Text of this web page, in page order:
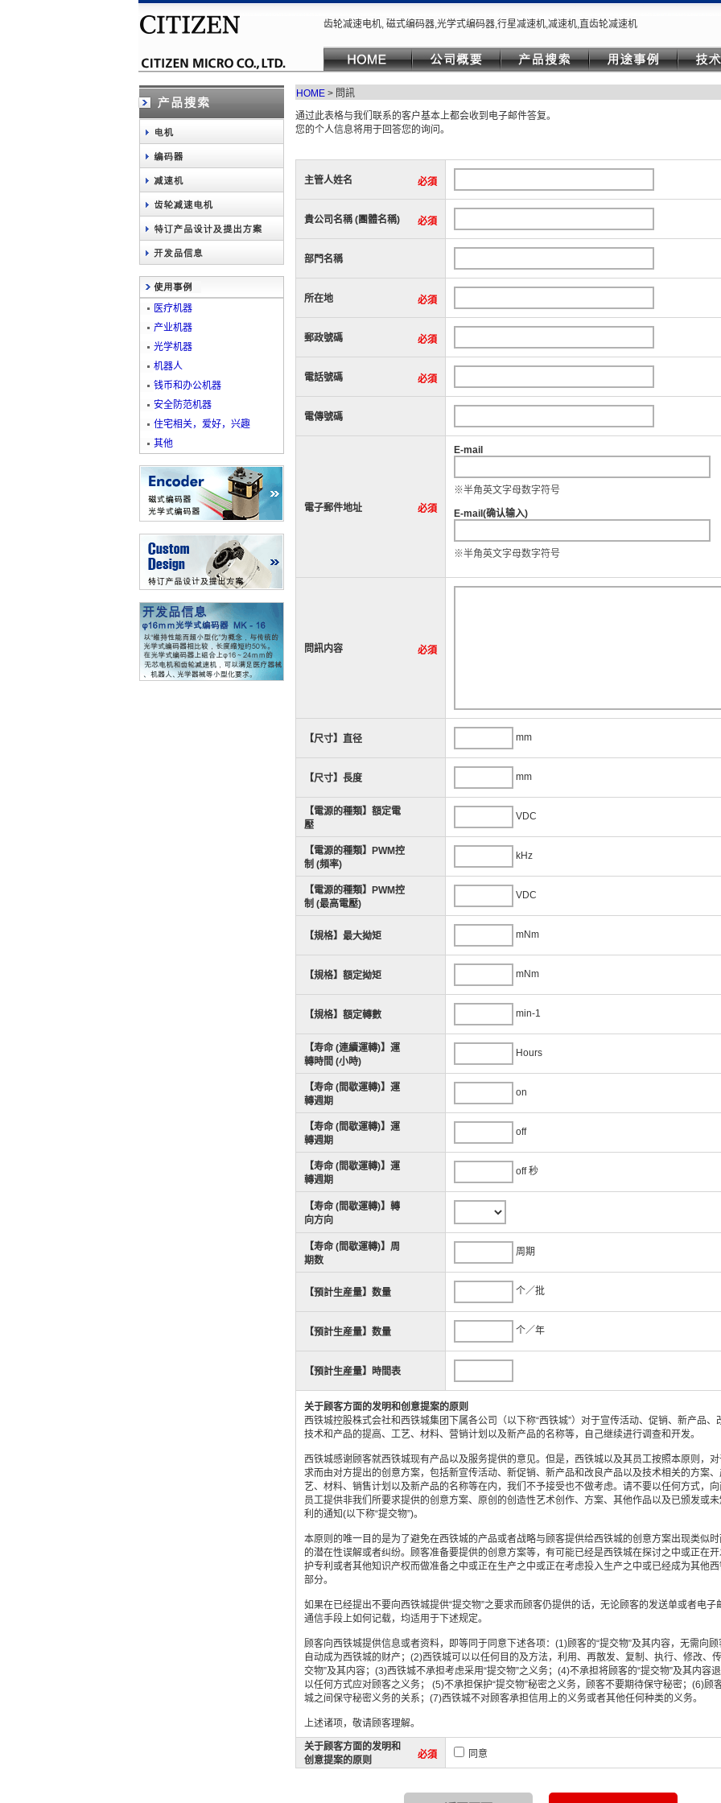
齿轮减速电机, 磁式编码器,光学式编码器,行星减速机,减速机,直齿轮减速机
医疗机器
产业机器
光学机器
机器人
钱币和办公机器
安全防范机器
住宅相关，爱好，兴趣
其他
HOME > 問訊
通过此表格与我们联系的客户基本上都会收到电子邮件答复。
您的个人信息将用于回答您的询问。
主管人姓名 必須
貴公司名稱 (團體名稱) 必須
部門名稱
所在地 必須
郵政號碼 必須
電話號碼 必須
電傳號碼
電子郵件地址 必須
E-mail
※半角英文字母数字符号
E-mail(确认输入)
※半角英文字母数字符号
問訊内容 必須
【尺寸】直径 mm
【尺寸】長度 mm
【電源的種類】額定電
壓
VDC
【電源的種類】PWM控
制 (頻率)
kHz
【電源的種類】PWM控
制 (最高電壓)
VDC
【規格】最大拗矩 mNm
【規格】額定拗矩 mNm
【規格】額定轉數 min-1
【寿命 (連續運轉)】運
轉時間 (小時)
Hours
【寿命 (間歇運轉)】運
轉週期
on
【寿命 (間歇運轉)】運
轉週期
off
【寿命 (間歇運轉)】運
轉週期
off 秒
【寿命 (間歇運轉)】轉
向方向
【寿命 (間歇運轉)】周
期数
周期
【預計生産量】数量 个／批
【預計生産量】数量 个／年
【預計生産量】時間表
关于顾客方面的发明和创意提案的原则
西铁城控股株式会社和西铁城集团下属各公司（以下称“西铁城”）对于宣传活动、促销、新产品、
技术和产品的提高、工艺、材料、营销计划以及新产品的名称等，自己继续进行调查和开发。
西铁城感谢顾客就西铁城现有产品以及服务提供的意见。但是，西铁城以及其员工按照本原则，
求而由对方提出的创意方案，包括新宣传活动、新促销、新产品和改良产品以及技术相关的方案
艺、材料、销售计划以及新产品的名称等在内，我们不予接受也不做考虑。请不要以任何方式，
员工提供非我们所要求提供的创意方案、原创的创造性艺术创作、方案、其他作品以及已颁发或
利的通知(以下称“提交物”)。
本原则的唯一目的是为了避免在西铁城的产品或者战略与顾客提供给西铁城的创意方案出现类似
的潜在性误解或者纠纷。顾客准备要提供的创意方案等，有可能已经是西铁城在探讨之中或正在
护专利或者其他知识产权而做准备之中或正在生产之中或正在考虑投入生产之中或已经成为其他
部分。
如果在已经提出不要向西铁城提供“提交物”之要求而顾客仍提供的话，无论顾客的发送单或者电子
通信手段上如何记载，均适用于下述规定。
顾客向西铁城提供信息或者资料，即等同于同意下述各项：(1)顾客的“提交物”及其内容，无需向
自动成为西铁城的财产；(2)西铁城可以以任何目的及方法，利用、再散发、复制、执行、修改、
交物”及其内容；(3)西铁城不承担考虑采用“提交物”之义务；(4)不承担将顾客的“提交物”及其内容
以任何方式应对顾客之义务； (5)不承担保护“提交物”秘密之义务，顾客不要期待保守秘密；(6)顾
城之间保守秘密义务的关系；(7)西铁城不对顾客承担信用上的义务或者其他任何种类的义务。
上述诸项，敬请顾客理解。
关于顾客方面的发明和
创意提案的原则
必須 同意